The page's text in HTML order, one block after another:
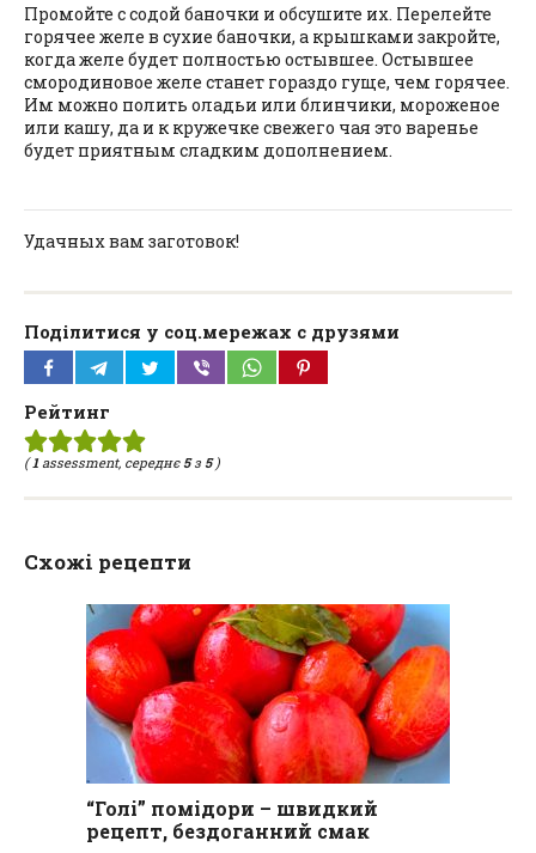
Промойте с содой баночки и обсушите их. Перелейте
горячее желе в сухие баночки, а крышками закройте,
когда желе будет полностью остывшее. Остывшее
смородиновое желе станет гораздо гуще, чем горячее.
Им можно полить оладьи или блинчики, мороженое
или кашу, да и к кружечке свежего чая это варенье
будет приятным сладким дополнением.
Удачных вам заготовок!
Поділитися у соц.мережах с друзями
Рейтинг
(1assessment, середнє5з 5)
Схожі рецепти
“Голі” помідори – швидкий
рецепт, бездоганний смак